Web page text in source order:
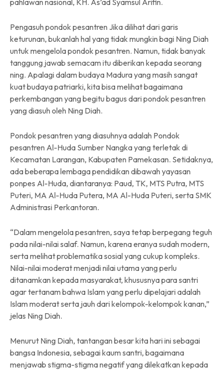
Pengasuh pondok pesantren Jika dilihat dari garis
keturunan, bukanlah hal yang tidak mungkin bagi Ning Diah
untuk mengelola pondok pesantren. Namun, tidak banyak
tanggung jawab semacam itu diberikan kepada seorang
ning. Apalagi dalam budaya Madura yang masih sangat
kuat budaya patriarki, kita bisa melihat bagaimana
perkembangan yang begitu bagus dari pondok pesantren
yang diasuh oleh Ning Diah.
Pondok pesantren yang diasuhnya adalah Pondok
pesantren Al-Huda Sumber Nangka yang terletak di
Kecamatan Larangan, Kabupaten Pamekasan. Setidaknya,
ada beberapa lembaga pendidikan dibawah yayasan
ponpes Al-Huda, diantaranya: Paud, TK, MTS Putra, MTS
Puteri, MA Al-Huda Putera, MA Al-Huda Puteri, serta SMK
Administrasi Perkantoran.
“Dalam mengelola pesantren, saya tetap berpegang teguh
pada nilai-nilai salaf. Namun, karena eranya sudah modern,
serta melihat problematika sosial yang cukup kompleks.
Nilai-nilai moderat menjadi nilai utama yang perlu
ditanamkan kepada masyarakat, khususnya para santri
agar tertanam bahwa Islam yang perlu dipelajari adalah
Islam moderat serta jauh dari kelompok-kelompok kanan,”
jelas Ning Diah.
Menurut Ning Diah, tantangan besar kita hari ini sebagai
bangsa Indonesia, sebagai kaum santri, bagaimana
menjawab stigma-stigma negatif yang dilekatkan kepada